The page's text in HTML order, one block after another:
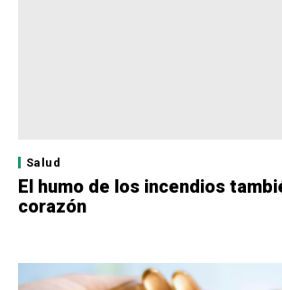
Salud
El humo de los incendios
corazón